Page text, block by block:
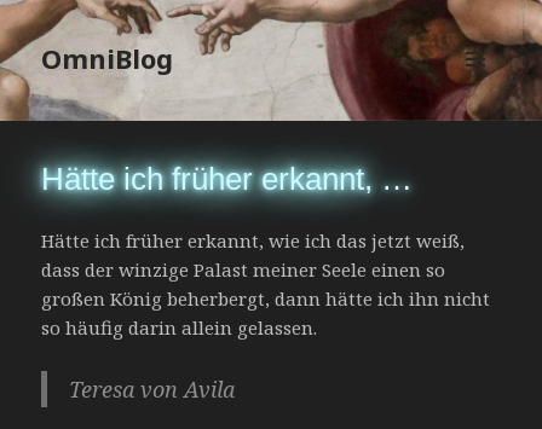
OmniBlog
MENÜ
UND
Hätte ich früher erkannt, …
Hätte ich früher erkannt, wie ich das jetzt weiß,
dass der winzige Palast meiner Seele einen so
großen König beherbergt, dann hätte ich ihn nicht
so häufig darin allein gelassen.
Teresa von Avila